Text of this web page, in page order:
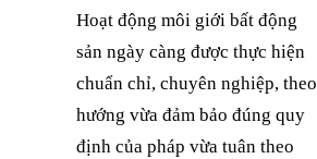
Hoạt động môi giới bất động
sản ngày càng được thực hiện
chuẩn chỉ, chuyên nghiệp, theo
hướng vừa đảm bảo đúng quy
định của pháp vừa tuân theo